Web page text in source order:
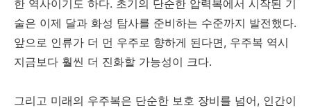
한 역사이기도 하다. 초기의 단순한 압력복에서 시작된 기
술은 이제 달과 화성 탐사를 준비하는 수준까지 발전했다.
앞으로 인류가 더 먼 우주로 향하게 된다면, 우주복 역시
지금보다 훨씬 더 진화할 가능성이 크다.
그리고 미래의 우주복은 단순한 보호 장비를 넘어, 인간이